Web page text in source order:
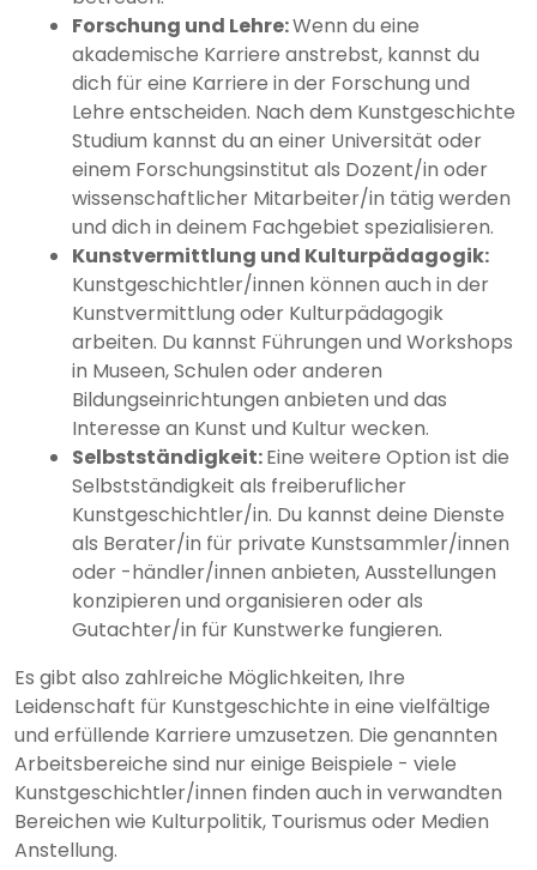
Forschung und Lehre:Wenn du eine
akademische Karriere anstrebst, kannst du
dich für eine Karriere in der Forschung und
Lehre entscheiden. Nach dem Kunstgeschichte
Studium kannst du an einer Universität oder
einem Forschungsinstitut als Dozent/in oder
wissenschaftlicher Mitarbeiter/in tätig werden
und dich in deinem Fachgebiet spezialisieren.
Kunstvermittlung und Kulturpädagogik:
Kunstgeschichtler/innen können auch in der
Kunstvermittlung oder Kulturpädagogik
arbeiten. Du kannst Führungen und Workshops
in Museen, Schulen oder anderen
Bildungseinrichtungen anbieten und das
Interesse an Kunst und Kultur wecken.
Selbstständigkeit:Eine weitere Option ist die
Selbstständigkeit als freiberuflicher
Kunstgeschichtler/in. Du kannst deine Dienste
als Berater/in für private Kunstsammler/innen
oder -händler/innen anbieten, Ausstellungen
konzipieren und organisieren oder als
Gutachter/in für Kunstwerke fungieren.
Es gibt also zahlreiche Möglichkeiten, Ihre
Leidenschaft für Kunstgeschichte in eine vielfältige
und erfüllende Karriere umzusetzen. Die genannten
Arbeitsbereiche sind nur einige Beispiele - viele
Kunstgeschichtler/innen finden auch in verwandten
Bereichen wie Kulturpolitik, Tourismus oder Medien
Anstellung.